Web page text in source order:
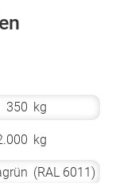
350 kg
kg
(RAL 6011)